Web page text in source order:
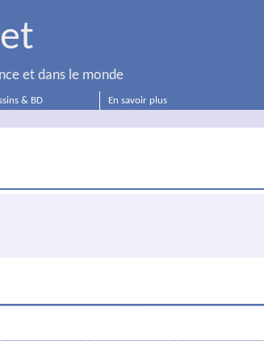
et dans le monde
& BD En savoir plus